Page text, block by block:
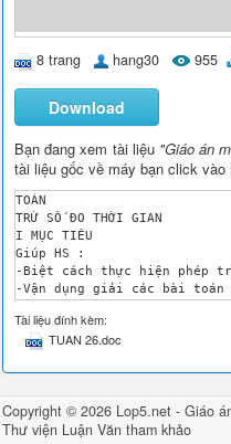
8 trang hang30 955
Download
Bạn đang xem tài liệu "Giáo án
tài liệu gốc về máy bạn click vào
TOÁN
TRỪ SỐ ĐO THỜI GIAN
I MỤC TIÊU
Giúp HS :
-Biệt cách thực hiện phép
-Vận dụng giải các bài toán
II ĐỒ DÙNG DẠY HỌC
GV trò chơi thả bóng
III CÁC HOẠT ĐỘNG DẠY VÀ
HS
A KHỞI ĐỘNG
Hát
B KIỂM BÀI CŨ Cộng số đo
Tài liệu đính kèm:
TUAN 26.doc
Copyright © 2026 Lop5.net -Giáo
Thư viện Luận Văn tham khảo